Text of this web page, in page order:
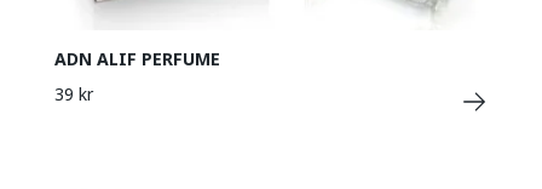
ADN ALIF PERFUME
39 kr